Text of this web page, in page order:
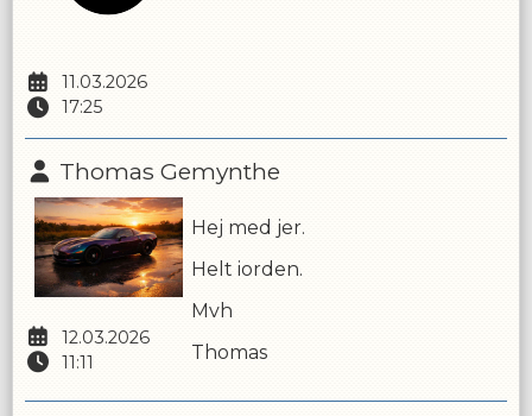
11.03.2026
17:25
Thomas Gemynthe
12.03.2026
11:11
Hej med jer.
Helt iorden.
Mvh
Thomas